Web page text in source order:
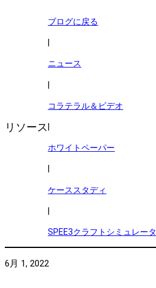
リソース
ブログに戻る
ニュース
|
コラテラル＆ビデオ
ホワイトペーパー
ケーススタディ
SPEE3クラフトシミュレータ
6月 1, 2022